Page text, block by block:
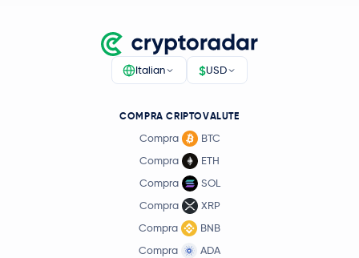
Italian $USD
COMPRA CRIPTOVALUTE
Compra
BTC
Compra
ETH
Compra
SOL
Compra
XRP
Compra
BNB
Compra
ADA